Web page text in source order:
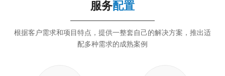
服务配置
根据客户需求和项目特点，提供一整套自己的解决方案，推出适
配多种需求的成熟案例